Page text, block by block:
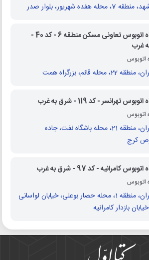
7، محله هفده شهریور، بلوار صدر
ایستگاه اتوبوس تعاونی مسکن منطقه 6 - کد 40 -
غرب
اتوبوس
22، محله قائم، بزرگراه همت
تهرانسر - کد 119 - شرق به غرب
اتوبوس
تهران، منطقه 21، محله باشگاه نفت، جاده
کرج
کامرانیه - کد 97 - شرق به غرب
اتوبوس
تهران، منطقه 1، محله حصار بوعلی، خیابان لواسانی
بازدار کامرانیه